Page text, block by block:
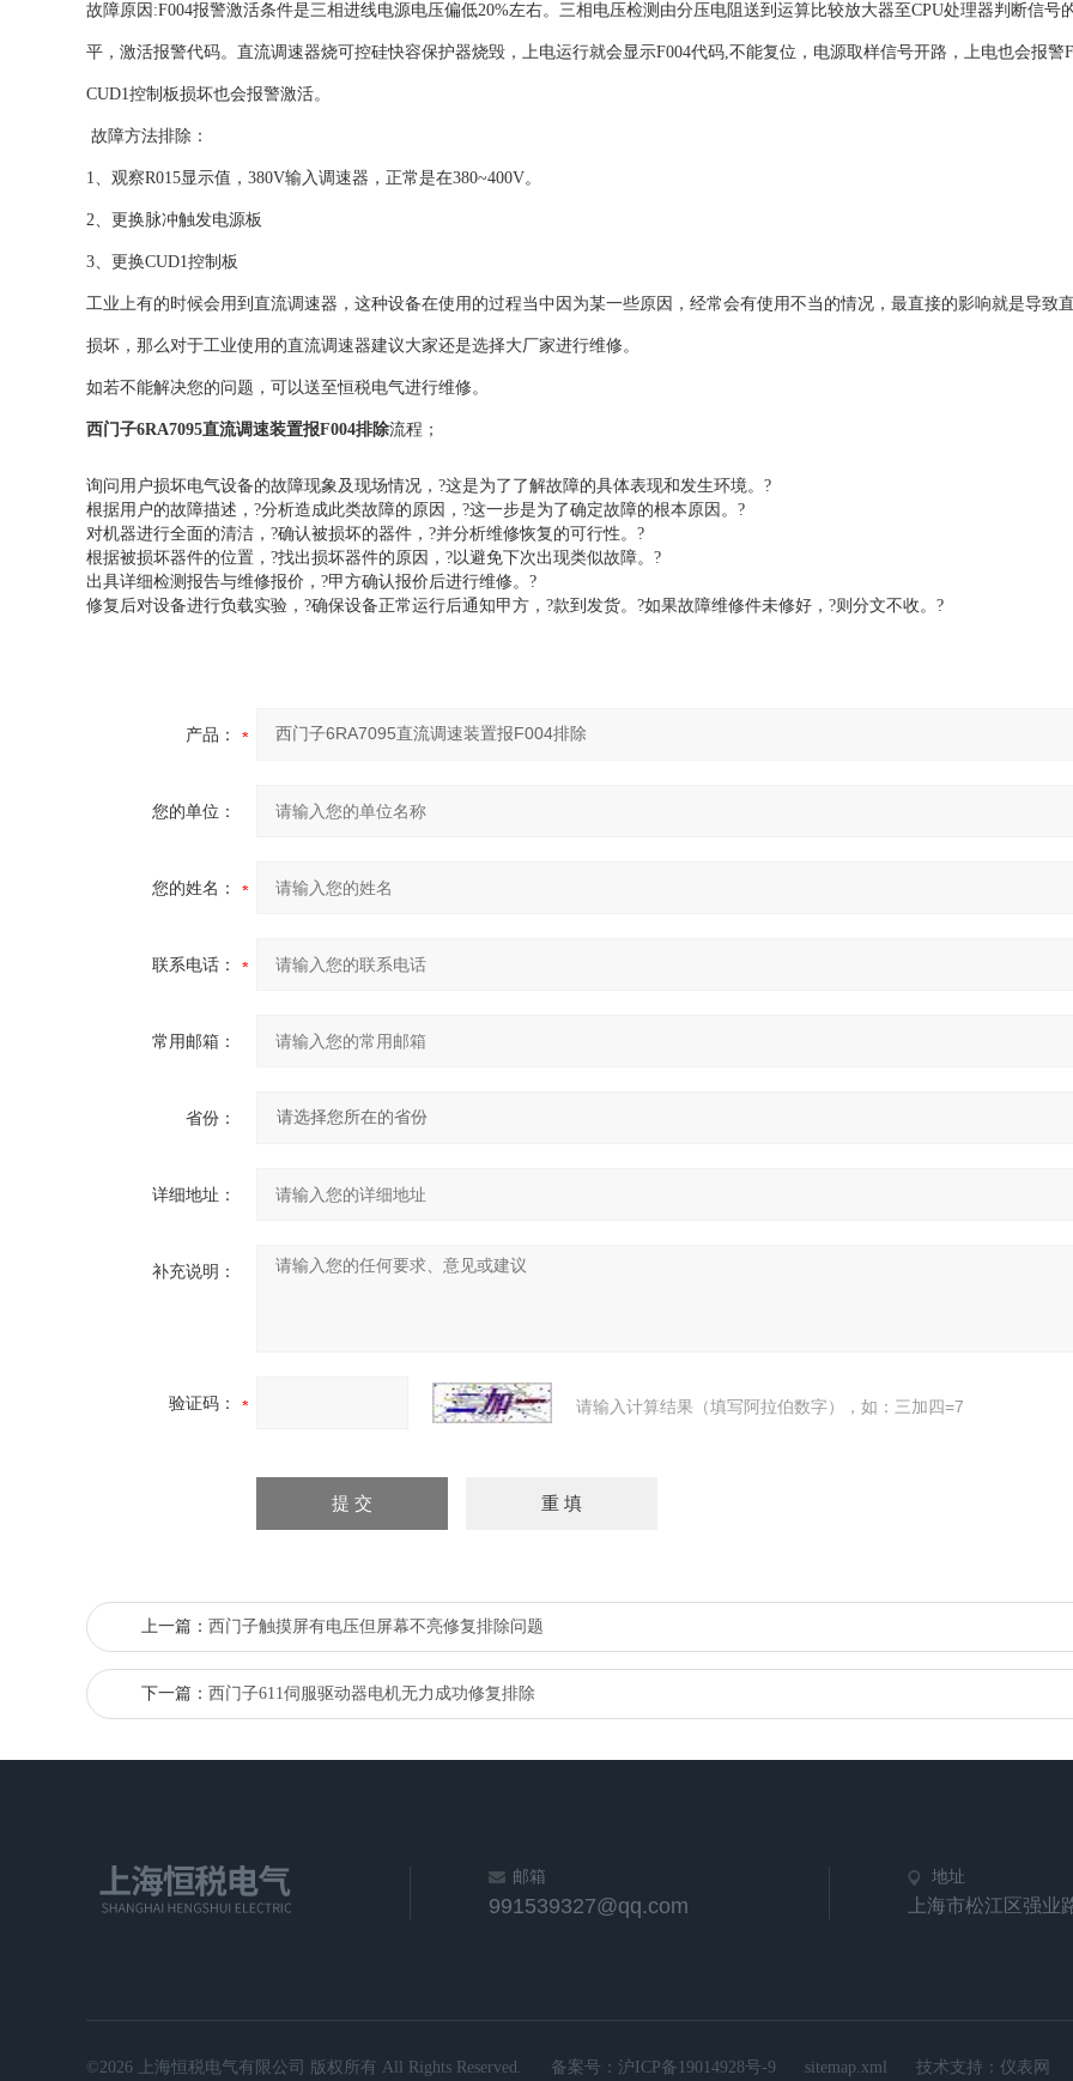
故障原因:F004报警激活条件是三相进线电源电压偏低20%左右。三相电压检测由分压电阻送到运算比较放大器至CPU处理器判断信号
平，激活报警代码。直流调速器烧可控硅快容保护器烧毁，上电运行就会显示F004代码,不能复位，电源取样信号开路，上电也会报警
CUD1控制板损坏也会报警激活。
故障方法排除：
1、观察R015显示值，380V输入调速器，正常是在380~400V。
2、更换脉冲触发电源板
3、更换CUD1控制板
工业上有的时候会用到直流调速器，这种设备在使用的过程当中因为某一些原因，经常会有使用不当的情况，最直接的影响就是导致
损坏，那么对于工业使用的直流调速器建议大家还是选择大厂家进行维修。
如若不能解决您的问题，可以送至恒税电气进行维修。
西门子6RA7095直流调速装置报F004排除流程；
询问用户损坏电气设备的故障现象及现场情况，?这是为了了解故障的具体表现和发生环境。?
根据用户的故障描述，?分析造成此类故障的原因，?这一步是为了确定故障的根本原因。?
对机器进行全面的清洁，?确认被损坏的器件，?并分析维修恢复的可行性。?
根据被损坏器件的位置，?找出损坏器件的原因，?以避免下次出现类似故障。?
出具详细检测报告与维修报价，?甲方确认报价后进行维修。?
修复后对设备进行负载实验，?确保设备正常运行后通知甲方，?款到发货。?如果故障维修件未修好，?则分文不收。?
产品：
您的单位：
您的姓名：
联系电话：
常用邮箱：
省份：
详细地址：
补充说明：
验证码： 请输入计算结果（填写阿拉伯数字），如：三加四=7
上一篇： 西门子触摸屏有电压但屏幕不亮修复排除问题
下一篇： 西门子611伺服驱动器电机无力成功修复排除
邮箱
991539327@qq.com
地址
上海市松江区强业
©2026 上海恒税电气有限公司 版权所有 All Rights Reserved. 备案号： 沪ICP备19014928号-9 sitemap.xml 技术支持： 仪表网